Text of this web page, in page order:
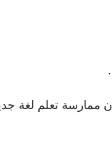
ممارسة تعلم لغة